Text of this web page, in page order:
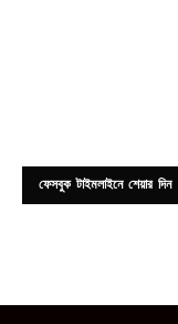
ফেসবুক টাইমলাইনে শেয়ার দিন